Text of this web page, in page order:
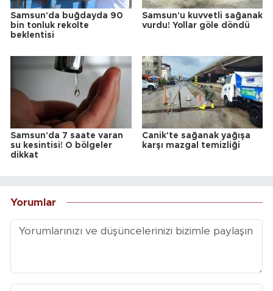
Samsun'da buğdayda 90
bin tonluk rekolte
beklentisi
Samsun'u kuvvetli sağanak
vurdu! Yollar göle döndü
Samsun'da 7 saate varan
su kesintisi! O bölgeler
dikkat
Canik'te sağanak yağışa
karşı mazgal temizliği
Yorumlar